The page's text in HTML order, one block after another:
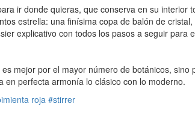
ir donde quieras, que conserva en su
estrella: una finísima copa de balón de
explicativo con todos los pasos a seguir para
mejor por el mayor número de botánicos,
en perfecta armonía lo clásico con lo moderno.
roja#stirrer